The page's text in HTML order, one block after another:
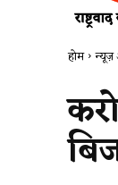
होम